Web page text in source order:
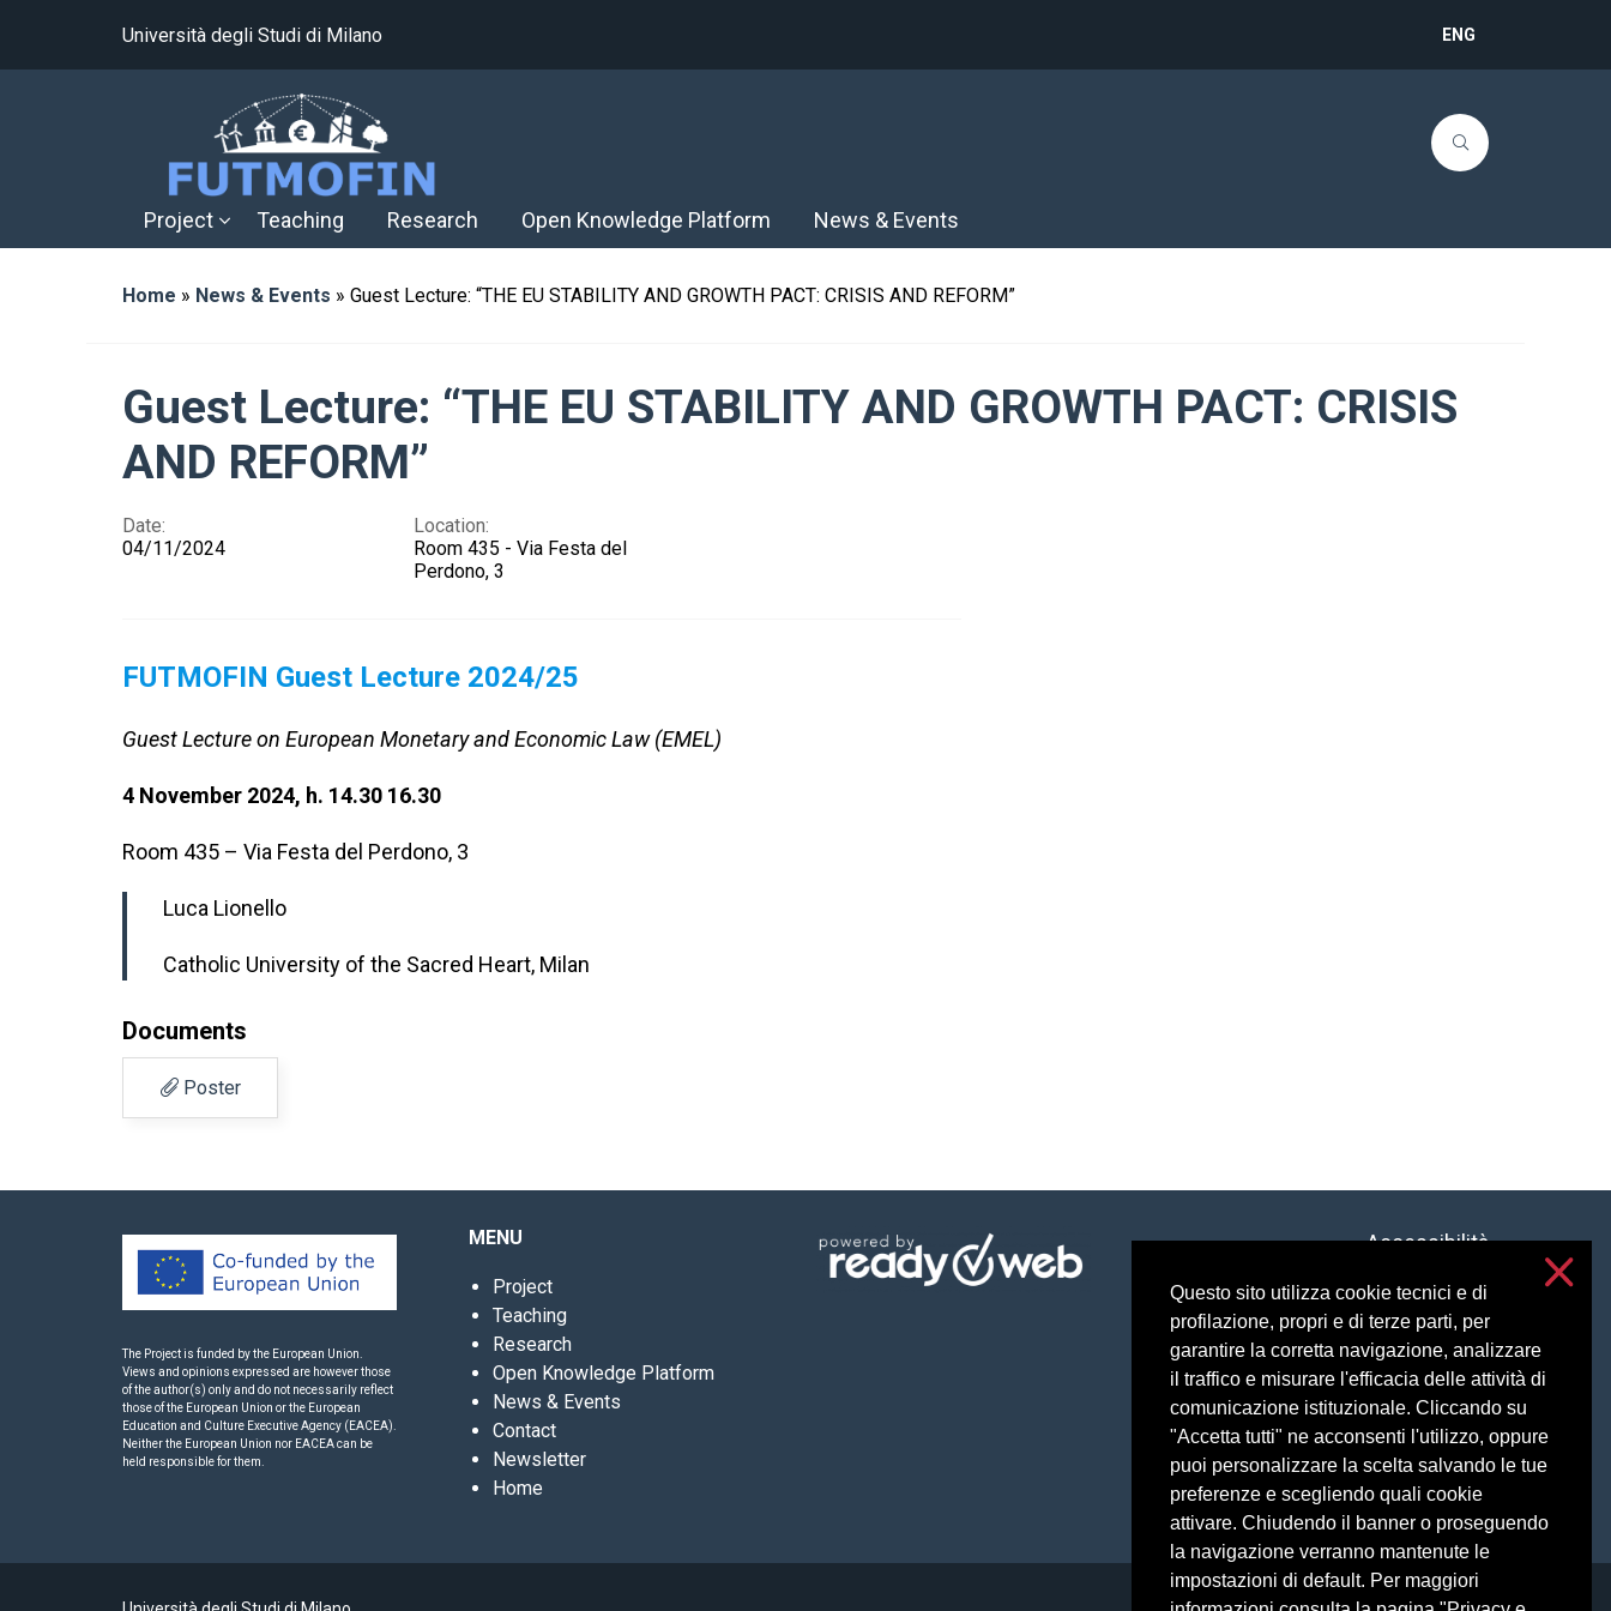
Questo sito utilizza cookie tecnici e di
profilazione, propri e di terze parti, per
garantire la corretta navigazione, analizzare
il traffico e misurare l'efficacia delle attività di
comunicazione istituzionale. Cliccando su
"Accetta tutti" ne acconsenti l'utilizzo, oppure
puoi personalizzare la scelta salvando le tue
preferenze e scegliendo quali cookie
attivare. Chiudendo il banner o proseguendo
la navigazione verranno mantenute le
impostazioni di default. Per maggiori
Università degli Studi di Milano ENG
Project Teaching Research Open Knowledge Platform News & Events
Home » News & Events » Guest Lecture: “THE EU STABILITY AND GROWTH PACT: CRISIS AND REFORM”
Guest Lecture: “THE EU STABILITY AND GROWTH PACT: CRISIS
AND REFORM”
Date:
04/11/2024
Location:
Room 435 - Via Festa del
Perdono, 3
FUTMOFIN Guest Lecture 2024/25
Guest Lecture on European Monetary and Economic Law (EMEL)
4 November 2024, h. 14.30 16.30
Room 435 – Via Festa del Perdono, 3
Luca Lionello
Catholic University of the Sacred Heart, Milan
Documents
Poster
The Project is funded by the European Union.
Views and opinions expressed are however those
of the author(s) only and do not necessarily reflect
those of the European Union or the European
Education and Culture Executive Agency (EACEA).
Neither the European Union nor EACEA can be
held responsible for them.
MENU
Project
Teaching
Research
Open Knowledge Platform
News & Events
Contact
Newsletter
Home
Accessibilità
Cookie settings